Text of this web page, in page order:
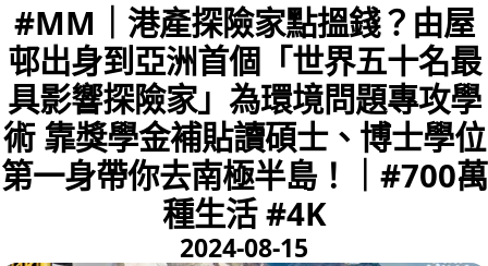
#MM｜港產探險家點搵錢？由屋
邨出身到亞洲首個「世界五十名最
具影響探險家」為環境問題專攻學
術 靠獎學金補貼讀碩士、博士學位
第一身帶你去南極半島！｜#700萬
種生活 #4K
2024-08-15